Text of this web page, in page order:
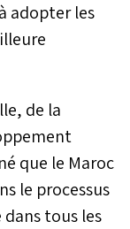
adopter les
de la
que le Maroc
le processus
tous les